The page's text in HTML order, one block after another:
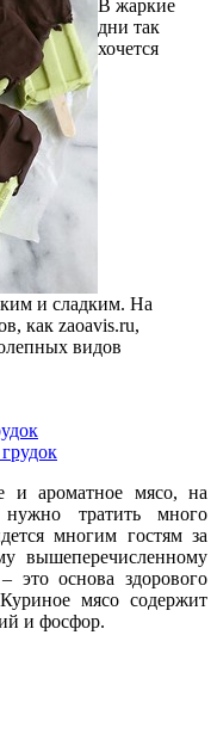
В жаркие
дни так
хочется
и сладким. На
как zaoavis.ru,
видов
и ароматное мясо, на
нужно тратить много
многим гостям за
вышеперечисленному
это основа здорового
мясо содержит
и фосфор.